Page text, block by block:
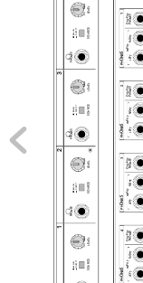
 








 


 


 











































